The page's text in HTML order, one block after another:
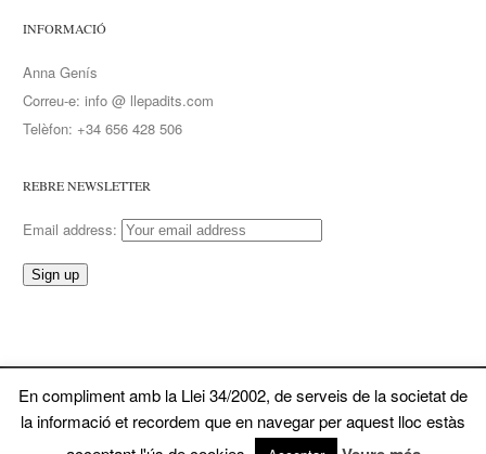
INFORMACIÓ
Anna Genís
Correu-e: info @ llepadits.com
Telèfon: +34 656 428 506
REBRE NEWSLETTER
Email address:
© 2026 Llepadits. Tots ela drets reservats
Powered by Wordpress. Dissenyat per Dahz
En compliment amb la Llei 34/2002, de serveis de la societat de
la informació et recordem que en navegar per aquest lloc estàs